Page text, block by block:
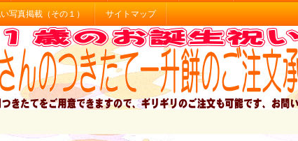
写真掲載（その１） サイトマップ